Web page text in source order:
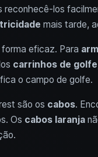
reconhecê-los
mais tarde,
eficaz. Para
carrinhos de golfe
o campo de golfe.
são os cabos.
Os cabos laranja